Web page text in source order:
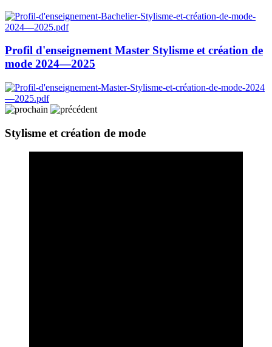
Profil d'enseignement Master Stylisme et création de
mode 2024—2025
Stylisme et création de mode